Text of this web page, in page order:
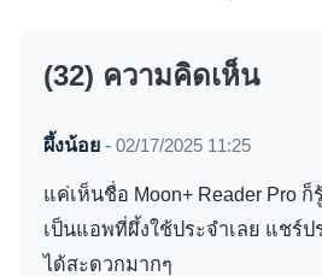
(32) ความคิดเห็น
ผึ้งน้อย - 02/17/2025 11:25
แค่เห็นชื่อ Moon+ Reader Pro
เป็นแอพที่ผึ้งใช้ประจำเลย แชร์
ได้สะดวกมากๆ